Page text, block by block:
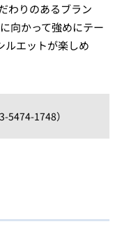
わりのあるブラン
向かって強めにテー
ルエットが楽しめ
5474-1748）